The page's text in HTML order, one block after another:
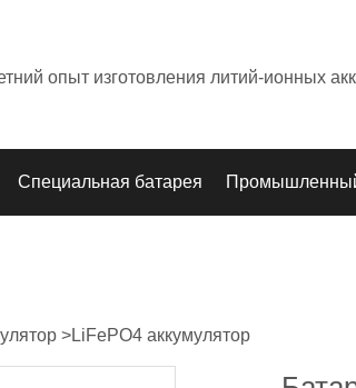
опыт изготовления литий-ионных
Специальная батарея
>LiFePO4 аккумулятор